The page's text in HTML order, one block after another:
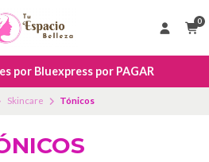
0
por Bluexpress por PAGAR
Skincare Tónicos